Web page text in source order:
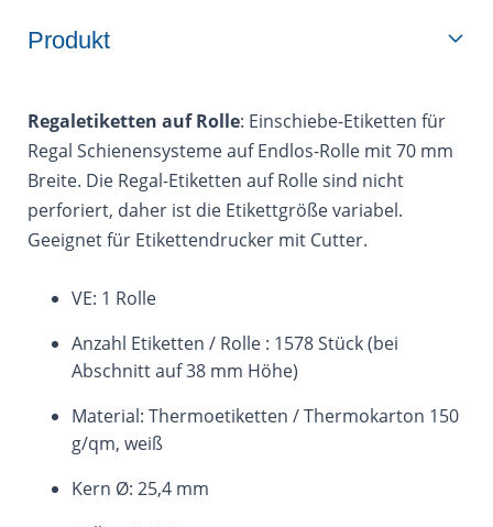
Produkt
Regaletiketten auf Rolle: Einschiebe-Etiketten für
Regal Schienensysteme auf Endlos-Rolle mit 70 mm
Breite. Die Regal-Etiketten auf Rolle sind nicht
perforiert, daher ist die Etikettgröße variabel.
Geeignet für Etikettendrucker mit Cutter.
VE: 1 Rolle
Anzahl Etiketten / Rolle : 1578 Stück (bei
Abschnitt auf 38 mm Höhe)
Material: Thermoetiketten / Thermokarton 150
g/qm, weiß
Kern Ø: 25,4 mm